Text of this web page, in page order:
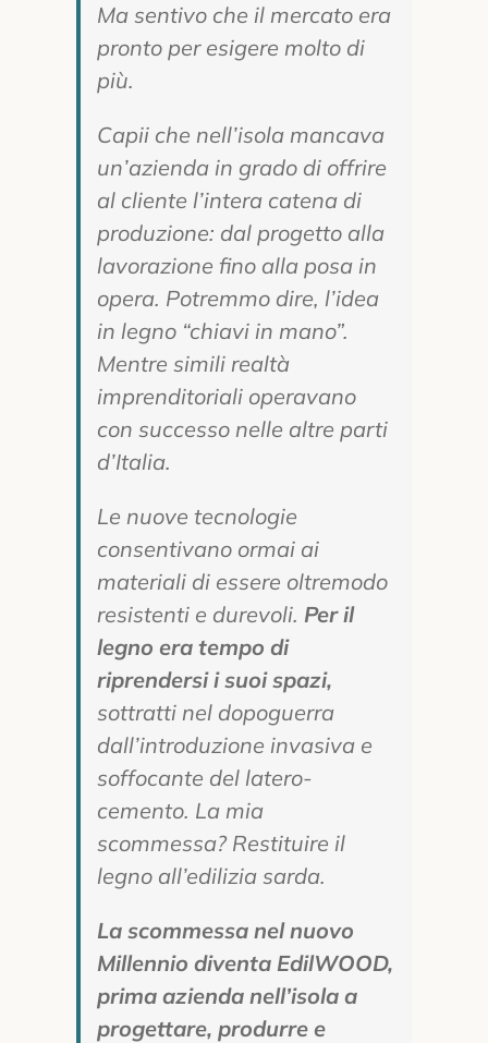
Ma sentivo che il mercato era
pronto per esigere molto di
più.
Capii che nell’isola mancava
un’azienda in grado di offrire
al cliente l’intera catena di
produzione: dal progetto alla
lavorazione fino alla posa in
opera. Potremmo dire, l’idea
in legno “chiavi in mano”.
Mentre simili realtà
imprenditoriali operavano
con successo nelle altre parti
d’Italia.
Le nuove tecnologie
consentivano ormai ai
materiali di essere oltremodo
resistenti e durevoli. Per il
legno era tempo di
riprendersi i suoi spazi,
sottratti nel dopoguerra
dall’introduzione invasiva e
soffocante del latero-
cemento. La mia
scommessa? Restituire il
legno all’edilizia sarda.
La scommessa nel nuovo
Millennio diventa EdilWOOD,
prima azienda nell’isola a
progettare, produrre e